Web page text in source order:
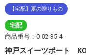
【宅配】夏の贈りもの
宅配
商品番号：0-02-35-4
神戸スイーツポート